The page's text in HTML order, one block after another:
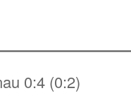
0:4 (0:2)